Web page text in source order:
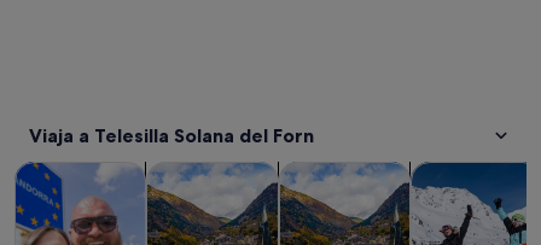
Viaja a Telesilla Solana del Forn
Visitas guiadas y excursiones de un día Se abre en una
Historia y culturaSe abre en una pestaña
Visitas privadas yBodas y lunas